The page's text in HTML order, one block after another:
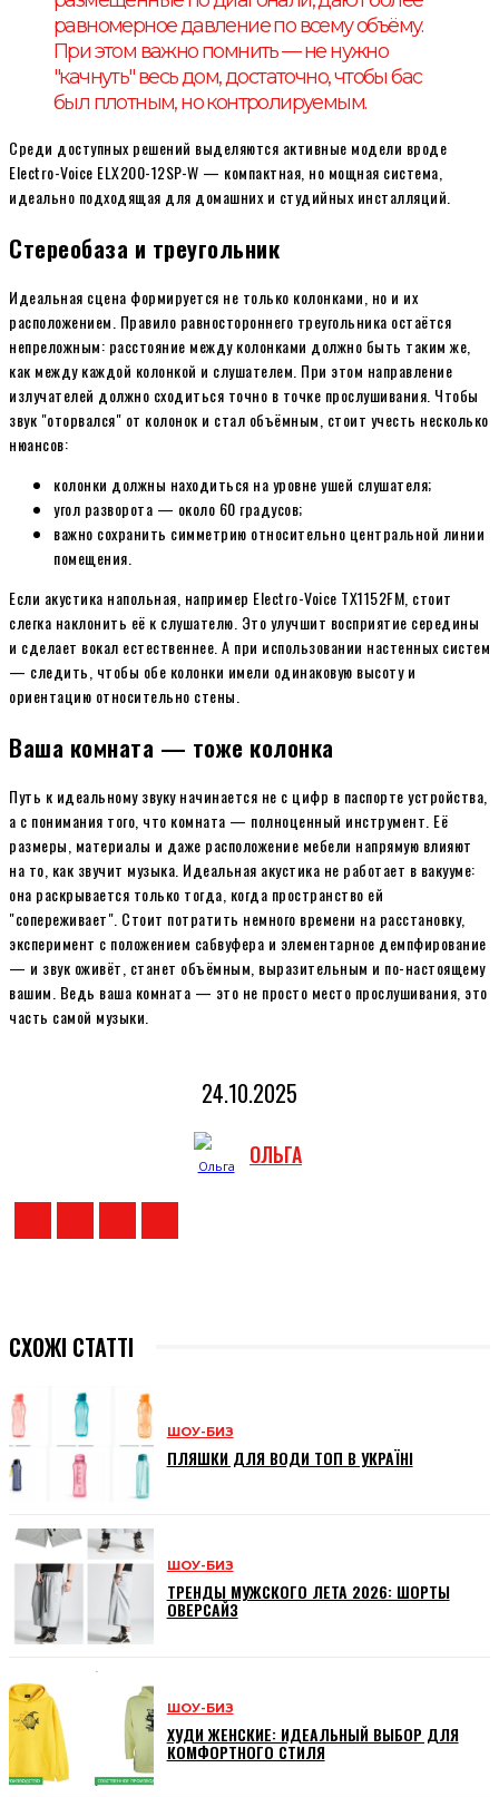
равномерное давление по всему объёму.
При этом важно помнить — не нужно
"качнуть" весь дом, достаточно, чтобы бас
был плотным, но контролируемым.
Среди доступных решений выделяются активные модели вроде
Electro-Voice ELX200-12SP-W — компактная, но мощная система,
идеально подходящая для домашних и студийных инсталляций.
Стереобаза и треугольник
Идеальная сцена формируется не только колонками, но и их
расположением. Правило равностороннего треугольника остаётся
непреложным: расстояние между колонками должно быть таким же,
как между каждой колонкой и слушателем. При этом направление
излучателей должно сходиться точно в точке прослушивания. Чтобы
звук "оторвался" от колонок и стал объёмным, стоит учесть несколько
нюансов:
колонки должны находиться на уровне ушей слушателя;
угол разворота — около 60 градусов;
важно сохранить симметрию относительно центральной линии
помещения.
Если акустика напольная, например Electro-Voice TX1152FM, стоит
слегка наклонить её к слушателю. Это улучшит восприятие середины
и сделает вокал естественнее. А при использовании настенных систем
— следить, чтобы обе колонки имели одинаковую высоту и
ориентацию относительно стены.
Ваша комната — тоже колонка
Путь к идеальному звуку начинается не с цифр в паспорте устройства,
а с понимания того, что комната — полноценный инструмент. Её
размеры, материалы и даже расположение мебели напрямую влияют
на то, как звучит музыка. Идеальная акустика не работает в вакууме:
она раскрывается только тогда, когда пространство ей
"сопереживает". Стоит потратить немного времени на расстановку,
эксперимент с положением сабвуфера и элементарное демпфирование
— и звук оживёт, станет объёмным, выразительным и по-настоящему
вашим. Ведь ваша комната — это не просто место прослушивания, это
часть самой музыки.
24.10.2025
ОЛЬГА
СХОЖІ СТАТТІ
ШОУ-БИЗ
ПЛЯШКИ ДЛЯ ВОДИ ТОП В УКРАЇНІ
ШОУ-БИЗ
ТРЕНДЫ МУЖСКОГО ЛЕТА 2026: ШОРТЫ
ОВЕРСАЙЗ
ШОУ-БИЗ
ХУДИ ЖЕНСКИЕ: ИДЕАЛЬНЫЙ ВЫБОР ДЛЯ
КОМФОРТНОГО СТИЛЯ